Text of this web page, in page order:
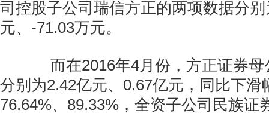
司控股子公司瑞信方正的两项数据分
元、-71.03万元。
而在2016年4月份，方正证券母
分别为2.42亿元、0.67亿元，同比下滑
76.64%、89.33%，全资子公司民族证